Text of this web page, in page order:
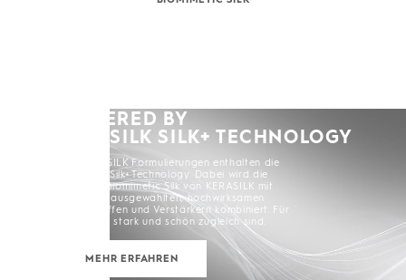
POWERED BY
KERASILK SILK+ TECHNOLOGY
Alle KERASILK Formulierungen enthalten die
KERASILK Silk+ Technology. Dabei wird die
exklusive Biomimetic Silk von KERASILK mit
sorgfältig ausgewählten, hochwirksamen
Inhaltsstoffen und Verstärkern kombiniert. Für
Haare, die stark und schön zugleich sind.
MEHR ERFAHREN